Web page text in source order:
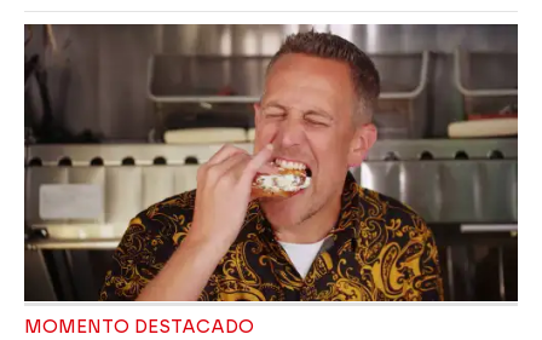
MOMENTO DESTACADO